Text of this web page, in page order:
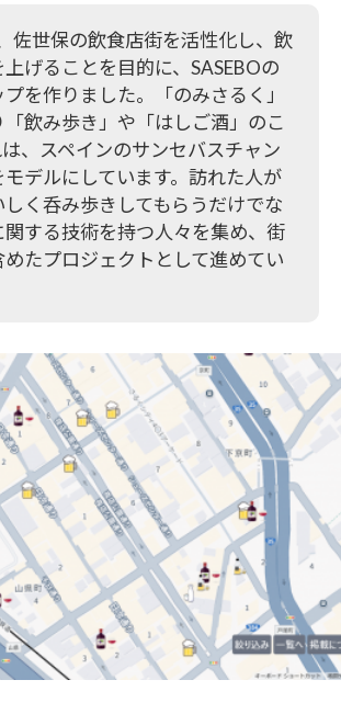
佐世保の飲食店街を活性化し、飲
げることを目的に、SASEBOの
を作りました。「のみさるく」
「飲み歩き」や「はしご酒」のこ
は、スペインのサンセバスチャン
デルにしています。訪れた人が
く呑み歩きしてもらうだけでな
関する技術を持つ人々を集め、街
たプロジェクトとして進めてい